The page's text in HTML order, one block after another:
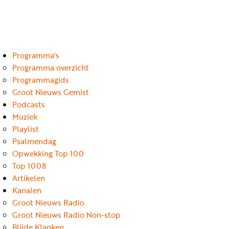
Programma's
Programma overzicht
Programmagids
Groot Nieuws Gemist
Podcasts
Muziek
Playlist
Psalmendag
Opwekking Top 100
Top 1008
Artikelen
Kanalen
Groot Nieuws Radio
Groot Nieuws Radio Non-stop
Podcasts
Muziek
Artikelen
Kanalen
Steun
onze
missie
Info